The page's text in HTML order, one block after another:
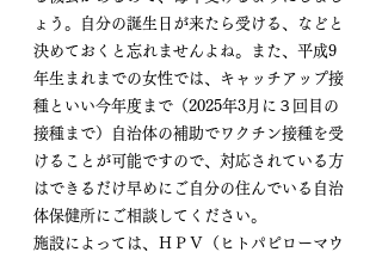
ょう。自分の誕生日が来たら受ける、などと
決めておくと忘れませんよね。また、平成9
年生まれまでの女性では、キャッチアップ接
種といい今年度まで（2025年3月に３回目の
接種まで）自治体の補助でワクチン接種を受
けることが可能ですので、対応されている方
はできるだけ早めにご自分の住んでいる自治
体保健所にご相談してください。
施設によっては、ＨＰＶ（ヒトパピローマウ